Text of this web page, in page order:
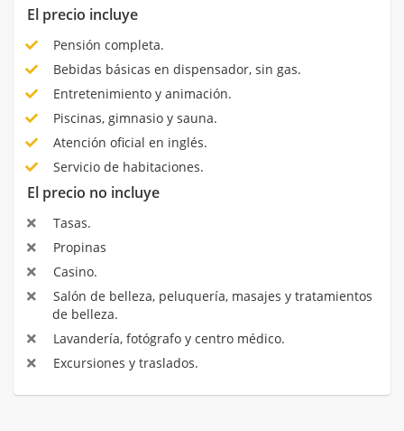
El precio incluye
Pensión completa.
Bebidas básicas en dispensador, sin gas.
Entretenimiento y animación.
Piscinas, gimnasio y sauna.
Atención oficial en inglés.
Servicio de habitaciones.
El precio no incluye
Tasas.
Propinas
Casino.
Salón de belleza, peluquería, masajes y tratamientos
de belleza.
Lavandería, fotógrafo y centro médico.
Excursiones y traslados.